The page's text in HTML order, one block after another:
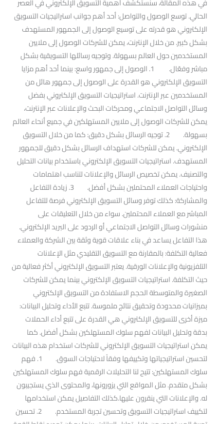
في هذه المقالة، سنستكشف أهمية التسويق الإلكتروني في العصر
الحالي. توسع الوصول والتواصل: أحد أهم جوانب استراتيجيات التسويق
الإلكتروني هو قدرته على توسيع الوصول إلى الجمهور المستهدف
بشكل كبير. من خلال الإنترنت، يمكن للشركات الوصول إلى ملايين
المستخدمين حول العالم بسهولة. وتوجيه رسائلها التسويقية بشكل
مباشر وفعّال. 1. الوصول إلى جمهور واسع: بينما أحد أهم مزايا
التسويق الإلكتروني هو القدرة على الوصول إلى جمهور هائل من
المستخدمين عبر الإنترنت. استراتيجيات التسويق الإلكتروني بفضل
وسائل التواصل الاجتماعي ومحركات البحث والإعلانات عبر الإنترنت،
يمكن للشركات الوصول إلى ملايين المستهلكين في جميع أنحاء العالم
بسهولة. 2. توجيه الرسائل بشكل دقيق: كما من خلال التسويق
الإلكتروني. يمكن للشركات استهداف الرسائل بشكل دقيق للجمهور
المستهدف. استراتيجيات التسويق الإلكتروني باستخدام بيانات التحليل
والتصنيف. يمكن تخصيص الرسائل والإعلانات لتناسب اهتمامات
واحتياجات العملاء المحتملين بشكل أفضل. 3. زيادة التفاعل
والمشاركة: كذلك توفر وسائل التسويق الإلكتروني فرصة للتفاعل
المباشر مع العملاء المحتملين. سواء من خلال التعليقات على
منشورات وسائل التواصل الاجتماعي أو الردود على البريد الإلكتروني.
هذا التفاعل يساعد في بناء علاقات قوية وثقة بين الشركة والعملاء
فعالية التكلفة: بالمقارنة مع التسويق التقليدي مثل الإعلانات
التلفزيونية والإعلانات الورقية. يعتبر التسويق الإلكتروني أكثر فعالية من
حيث التكلفة. استراتيجيات التسويق الإلكتروني بينما يمكن للشركات
الصغيرة والمتوسطة الحجم الاستفادة من التسويق الإلكتروني
بميزانيات محدودة وتحقيق نتائج ملموسة. تتبع الأداء وتحليل البيانات:
ميزة أخرى للتسويق الإلكتروني هي القدرة على تتبع أداء الحملات
بدقة وتحليل البيانات لفهم سلوك المستهلكين بشكل أفضل. كما
يمكن استراتيجيات التسويق الإلكتروني للشركات استخدام هذه البيانات
لتحسين استراتيجياتها وتكييفها وفقاً لاحتياجات السوق. 1. فهم
سلوك المستهلكين: تتيح لنا التحليلات الرقمية فهم سلوك المستهلكين
بشكل متقدم. مثل المواقع التي يزورونها، والمحتوى الذي يستجيبون
له. والإعلانات التي ينقرون عليها.كذلك التفاصيل يمكن استخدامها
لتكييف استراتيجيات التسويق وتحسين تجربة المستخدم. 2. تحسين